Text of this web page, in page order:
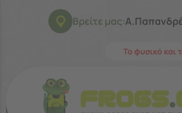
Βρείτε μας:
Το φυσικό και